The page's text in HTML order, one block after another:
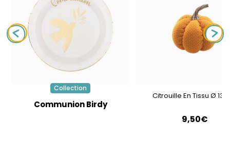
Collection
Communion Birdy
Citrouille En Tissu Ø 13
9,50€